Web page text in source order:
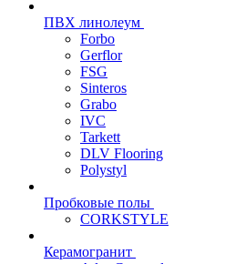
ПВХ линолеум
Forbo
Gerflor
FSG
Sinteros
Grabo
IVC
Tarkett
DLV Flooring
Polystyl
Пробковые полы
CORKSTYLE
Керамогранит